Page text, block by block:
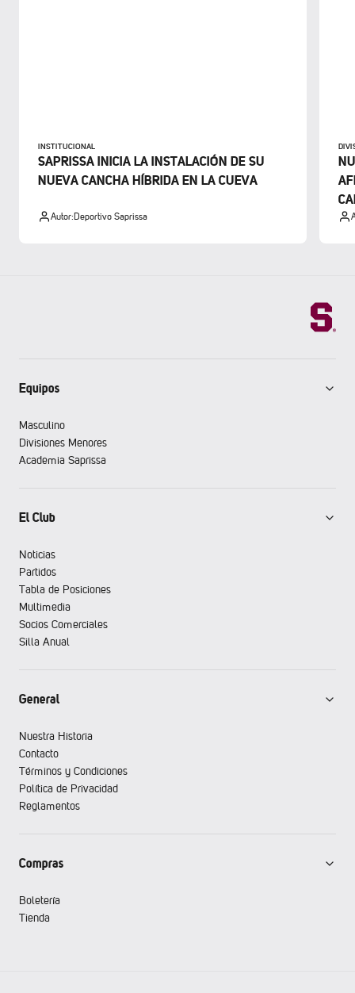
INSTITUCIONAL
SAPRISSA INICIA LA INSTALACIÓN DE SU
NUEVA CANCHA HÍBRIDA EN LA CUEVA
Autor:Deportivo Saprissa
Equipos
Masculino
Divisiones Menores
Academia Saprissa
El Club
Noticias
Partidos
Tabla de Posiciones
Multimedia
Socios Comerciales
Silla Anual
General
Nuestra Historia
Contacto
Términos y Condiciones
Política de Privacidad
Reglamentos
Compras
Boletería
Tienda